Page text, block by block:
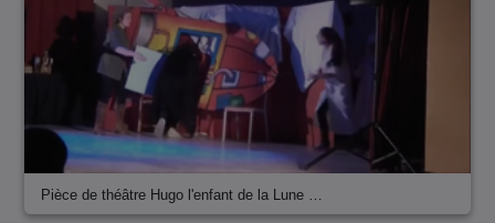
Pièce de théâtre Hugo l'enfant de la Lune …